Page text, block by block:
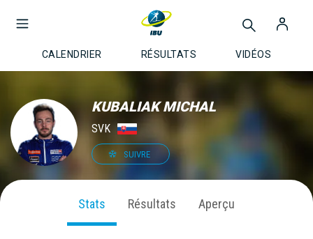
CALENDRIER RÉSULTATS VIDÉOS
KUBALIAK MICHAL
SVK
SUIVRE
Stats Résultats Aperçu